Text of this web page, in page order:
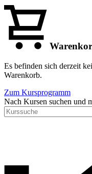
Es befinden sich derzeit
Warenkorb.
Zum Kursprogramm
Nach Kursen suchen und